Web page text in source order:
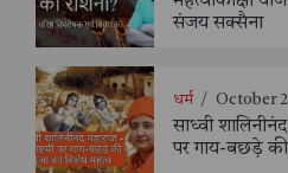
संजय सक्सैना
धर्म / October
साध्वी
पर गाय-बछड़े